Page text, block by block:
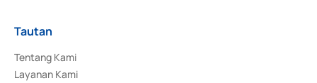
Tautan
Tentang Kami
Layanan Kami